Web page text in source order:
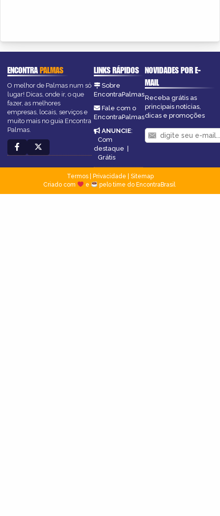
ENCONTRAPALMAS
O melhor de Palmas num só
lugar! Dicas, onde ir, o que
fazer, as melhores
empresas, locais, serviços e
muito mais no guia Encontra
Palmas.
LINKS RÁPIDOS
Sobre
EncontraPalmas
Fale com o
EncontraPalmas
ANUNCIE:
Com
destaque |
Grátis
NOVIDADES POR E-
MAIL
Receba grátis as
principais notícias,
dicas e promoções
Termos| Privacidade
Sitemap
Criado com
e pelo time do EncontraBrasil